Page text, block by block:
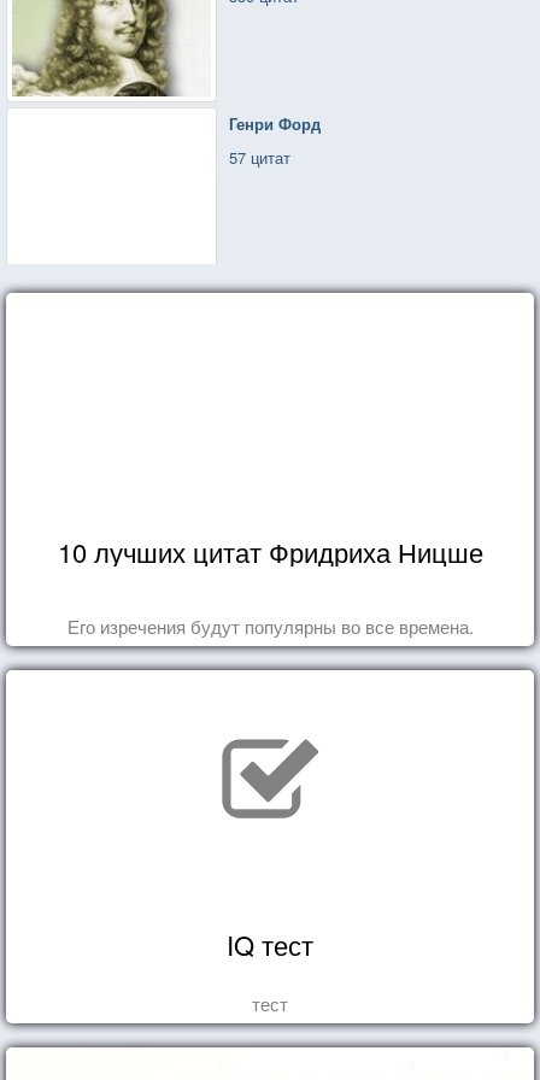
Генри Форд
57 цитат
10 лучших цитат Фридриха Ницше
Его изречения будут популярны во все времена.
IQ тест
тест